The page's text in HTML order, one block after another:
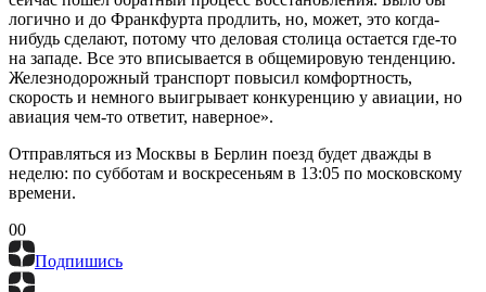
логично и до Франкфурта продлить, но, может, это когда-
нибудь сделают, потому что деловая столица остается где-то
на западе. Все это вписывается в общемировую тенденцию.
Железнодорожный транспорт повысил комфортность,
скорость и немного выигрывает конкуренцию у авиации, но
авиация чем-то ответит, наверное».
Отправляться из Москвы в Берлин поезд будет дважды в
неделю: по субботам и воскресеньям в 13:05 по московскому
времени.
00
Подпишись